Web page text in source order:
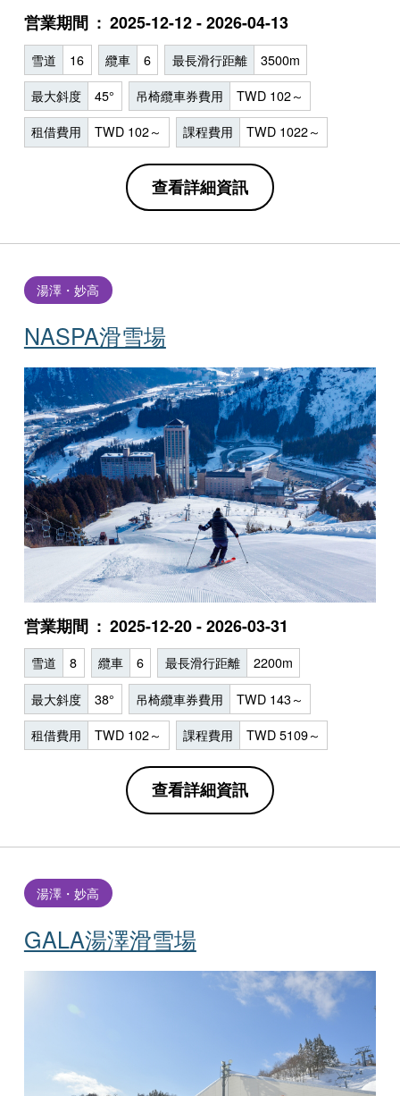
営業期間 2025-12-12 - 2026-04-13
雪道 16 纜車 6 最長滑行距離 3500m
最大斜度 45° 吊椅纜車券費用 TWD 102～
租借費用 TWD 102～ 課程費用 TWD 1022～
查看詳細資訊
NASPA滑雪場
湯澤・妙高
営業期間 2025-12-20 - 2026-03-31
雪道 8 纜車 6 最長滑行距離 2200m
最大斜度 38° 吊椅纜車券費用 TWD 143～
租借費用 TWD 102～ 課程費用 TWD 5109～
查看詳細資訊
GALA湯澤滑雪場
湯澤・妙高